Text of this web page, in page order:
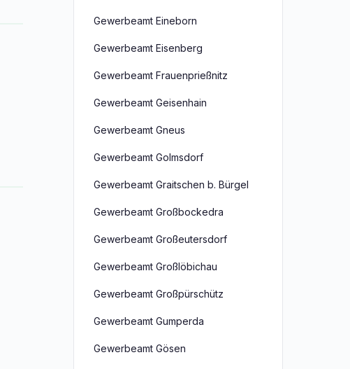
Gewerbeamt Eineborn
Gewerbeamt Eisenberg
Gewerbeamt Frauenprießnitz
Gewerbeamt Geisenhain
Gewerbeamt Gneus
Gewerbeamt Golmsdorf
Gewerbeamt Graitschen b. Bürgel
Gewerbeamt Großbockedra
Gewerbeamt Großeutersdorf
Gewerbeamt Großlöbichau
Gewerbeamt Großpürschütz
Gewerbeamt Gumperda
Gewerbeamt Gösen